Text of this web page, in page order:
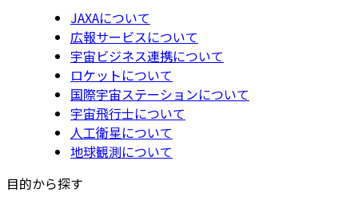
JAXAについて
広報サービスについて
宇宙ビジネス連携について
ロケットについて
国際宇宙ステーションについて
宇宙飛行士について
人工衛星について
地球観測について
目的から探す